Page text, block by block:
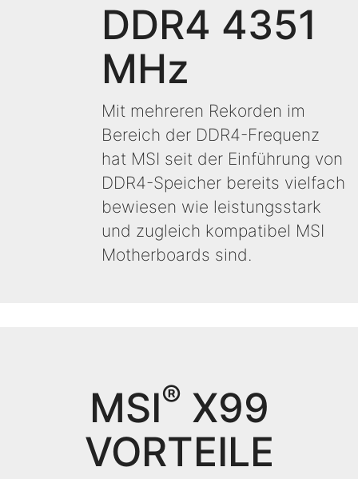
DDR4 4351
MHz
Mit mehreren Rekorden im
Bereich der DDR4-Frequenz
hat MSI seit der Einführung von
DDR4-Speicher bereits vielfach
bewiesen wie leistungsstark
und zugleich kompatibel MSI
Motherboards sind.
MSI® X99
VORTEILE